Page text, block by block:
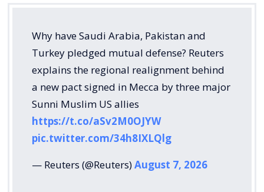
Why have Saudi Arabia, Pakistan and
Turkey pledged mutual defense? Reuters
explains the regional realignment behind
a new pact signed in Mecca by three major
Sunni Muslim US allies
https://t.co/aSv2M0OJYW
pic.twitter.com/34h8IXLQlg
— Reuters (@Reuters)August 7, 2026